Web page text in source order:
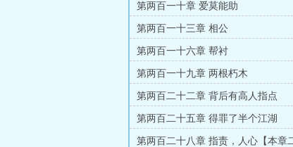
第两百一十章 爱莫能助
第两百一十三章 相公
第两百一十六章 帮衬
第两百一十九章 两根朽木
第两百二十二章 背后有高人指点
第两百二十五章 得罪了半个江湖
第两百二十八章 指责，人心【本章